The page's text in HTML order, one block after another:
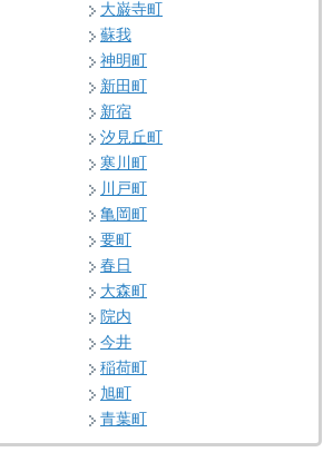
大巌寺町
蘇我
神明町
新田町
新宿
汐見丘町
寒川町
川戸町
亀岡町
要町
春日
大森町
院内
今井
稲荷町
旭町
青葉町